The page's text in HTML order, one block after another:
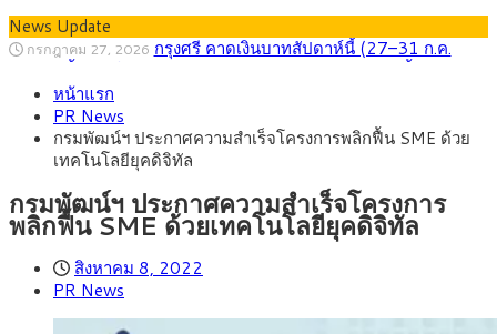
News Update
กรกฎาคม 27, 2026 กรุงศรี คาดเงินบาทสัปดาห์นี้ (27–31 ก.ค.
หน้ารถไฟฟ้าสงขลา โมโนเรล 12.54 กม. เชื่อมเมืองหาดใหญ่
สิงหาคม 4, 2026
รายหัวเพียง 2,618 บาท เสนอทบทวนจัดสรรงบให้สอดคล้องภาระ
งานจริง
สิงหาคม 3, 2026
กรุงศรี คาดเงินบาทสัปดาห์นี้ซื้อขายในกรอบ
33.00-33.60 ติดตามข้อมูลจ้างงานสหรัฐฯ
สิงหาคม 1, 2026 “เอกนิติ” เปิดเครื่องยนต์เศรษฐกิจใหม่ของไทย
เดินหน้า 5 ยุทธศาสตร์ รื้อโครงสร้างเศรษฐกิจ ดันไทยโตเต็ม
ศักยภาพ
กรกฎาคม 27, 2026 ภัยเงียบใกล้ตัวเด็ก LSD “แสตมป์เมา” ยาเสพ
ติดลายการ์ตูน กรมศุลกากร เตือนผู้ปกครองเฝ้าระวัง หลังยึดล็อต
ใหญ่จากเยอรมนี
หน้าแรก
PR News
กรมพัฒน์ฯ ประกาศความสำเร็จโครงการพลิกฟื้น SME ด้วย
เทคโนโลยียุคดิจิทัล
กรมพัฒน์ฯ ประกาศความสำเร็จโครงการ
พลิกฟื้น SME ด้วยเทคโนโลยียุคดิจิทัล
สิงหาคม 8, 2022
PR News